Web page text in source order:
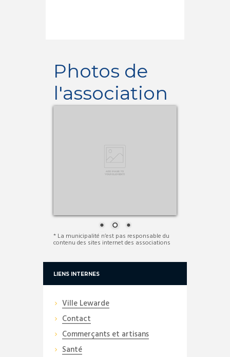
Photos de
l'association
* La municipalité n’est pas responsable du
contenu des sites internet des associations
LIENS INTERNES
Ville Lewarde
Contact
Commerçants et artisans
Santé